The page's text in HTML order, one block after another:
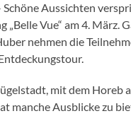
Schöne Aussichten
„Belle Vue“ am 4. März.
nehmen die
mit dem Horeb
manche Ausblicke zu